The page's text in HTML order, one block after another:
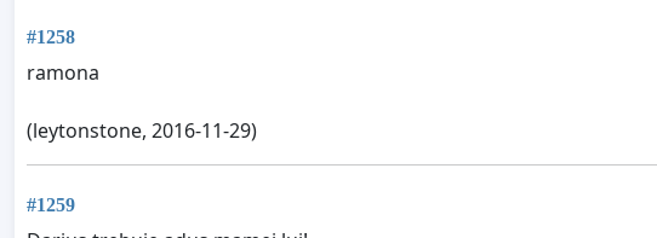
#1258
ramona
(leytonstone, 2016-11-29)
#1259